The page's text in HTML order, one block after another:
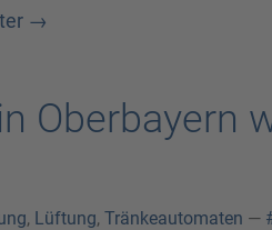
→
Oberbayern
, Lüftung, Tränkeautomaten —